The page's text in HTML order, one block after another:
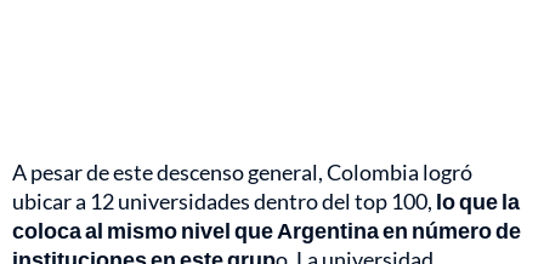
A pesar de este descenso general, Colombia logró
ubicar a 12 universidades dentro del top 100, lo que la
coloca al mismo nivel que Argentina en número de